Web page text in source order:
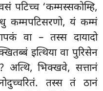
पटिच्च ‘कम्मस्सकोम्हि,
कम्मपटिसरणो, यं कम्मं
वा – तस्स दायादो
इत्थिया वा पुरिसेन
? अत्थि, भिक्खवे, सत्तानं
तस्स तं ठानं